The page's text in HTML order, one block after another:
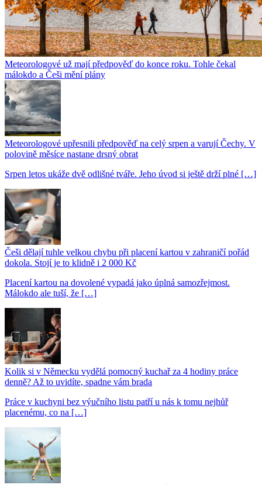
Meteorologové už mají předpověď do konce roku. Tohle čekal
málokdo a Češi mění plány
Meteorologové upřesnili předpověď na celý srpen a varují Čechy. V
polovině měsíce nastane drsný obrat
Srpen letos ukáže dvě odlišné tváře. Jeho úvod si ještě drží plné […]
Češi dělají tuhle velkou chybu při placení kartou v zahraničí pořád
dokola. Stojí je to klidně i 2 000 Kč
Placení kartou na dovolené vypadá jako úplná samozřejmost.
Málokdo ale tuší, že […]
Kolik si v Německu vydělá pomocný kuchař za 4 hodiny práce
denně? Až to uvidíte, spadne vám brada
Práce v kuchyni bez výučního listu patří u nás k tomu nejhůř
placenému, co na […]